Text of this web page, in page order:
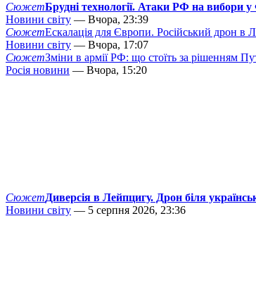
СюжетБрудні технології. Атаки РФ на вибори у
Новини світу — Вчора, 23:39
СюжетЕскалація для Європи. Російський дрон в
Новини світу — Вчора, 17:07
СюжетЗміни в армії РФ: що стоїть за рішенням
Росія новини — Вчора, 15:20
СюжетДиверсія в Лейпцигу. Дрон біля
Новини світу — 5 серпня 2026, 23:36